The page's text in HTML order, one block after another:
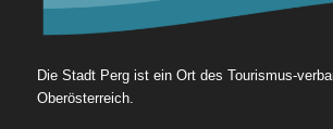
Die Stadt Perg ist ein Ort des Tourismus-
Oberösterreich.